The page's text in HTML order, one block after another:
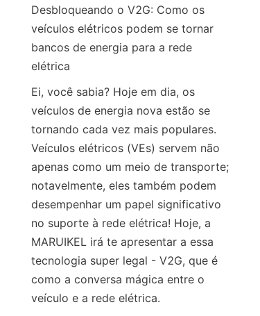
Desbloqueando o V2G: Como os
veículos elétricos podem se tornar
bancos de energia para a rede
elétrica
Ei, você sabia? Hoje em dia, os
veículos de energia nova estão se
tornando cada vez mais populares.
Veículos elétricos (VEs) servem não
apenas como um meio de transporte;
notavelmente, eles também podem
desempenhar um papel significativo
no suporte à rede elétrica! Hoje, a
MARUIKEL irá te apresentar a essa
tecnologia super legal - V2G, que é
como a conversa mágica entre o
veículo e a rede elétrica.